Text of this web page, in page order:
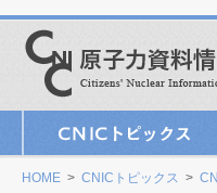
HOME > CNICトピックス >